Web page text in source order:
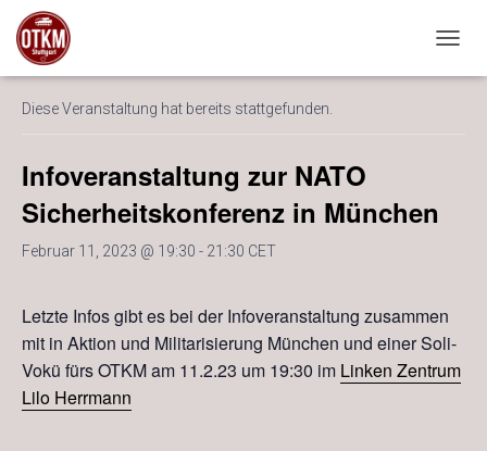
« Alle Veranstaltungen
Diese Veranstaltung hat bereits stattgefunden.
Infoveranstaltung zur NATO
Sicherheitskonferenz in München
Februar 11, 2023 @ 19:30 - 21:30 CET
Letzte Infos gibt es bei der Infoveranstaltung zusammen
mit in Aktion und Militarisierung München und einer Soli-
Vokü fürs OTKM am 11.2.23 um 19:30 im Linken Zentrum
Lilo Herrmann